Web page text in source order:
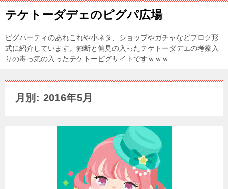
テケトーダデェのピグパ広場
ピグパーティのあれこれや小ネタ、ショップやガチャなどブログ形
式に紹介しています。独断と偏見の入ったテケトーダデエの考察入
りの毒っ気の入ったテケトーピグサイトですｗｗｗ
月別: 2016年5月